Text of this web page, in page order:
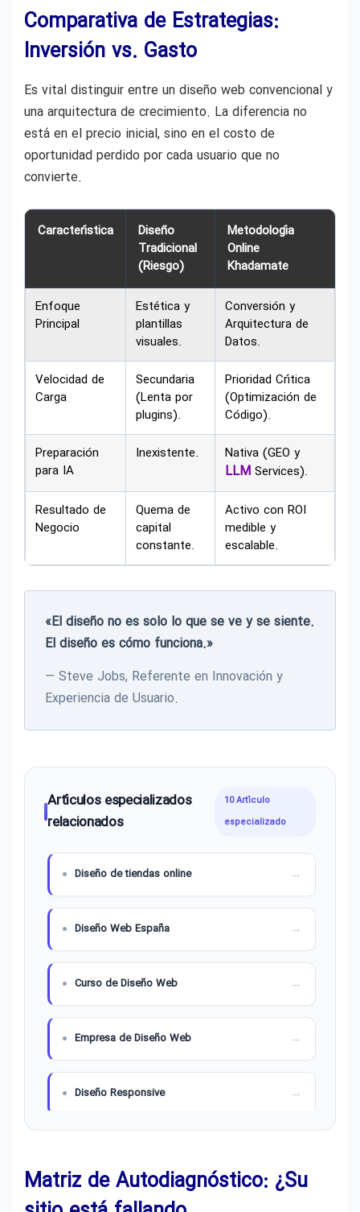
Comparativa de Estrategias:
Inversión vs. Gasto
Es vital distinguir entre un diseño web convencional y
una arquitectura de crecimiento. La diferencia no
está en el precio inicial, sino en el costo de
oportunidad perdido por cada usuario que no
convierte.
Característica
Diseño
Tradicional
(Riesgo)
Metodología
Online
Khadamate
Enfoque
Principal
Estética y
plantillas
visuales.
Conversión y
Arquitectura de
Datos.
Velocidad de
Carga
Secundaria
(Lenta por
plugins).
Prioridad Crítica
(Optimización de
Código).
Preparación
para IA
Inexistente. Nativa (GEO y
LLM Services).
Resultado de
Negocio
Quema de
capital
constante.
Activo con ROI
medible y
escalable.
«El diseño no es solo lo que se ve y se siente.
El diseño es cómo funciona.»
— Steve Jobs, Referente en Innovación y
Experiencia de Usuario.
Artículos especializados
relacionados
10 Artículo
especializado
Diseño de tiendas online
Diseño Web España
Curso de Diseño Web
Empresa de Diseño Web
Diseño Responsive
Diseño Web para Hoteles
Matriz de Autodiagnóstico: ¿Su